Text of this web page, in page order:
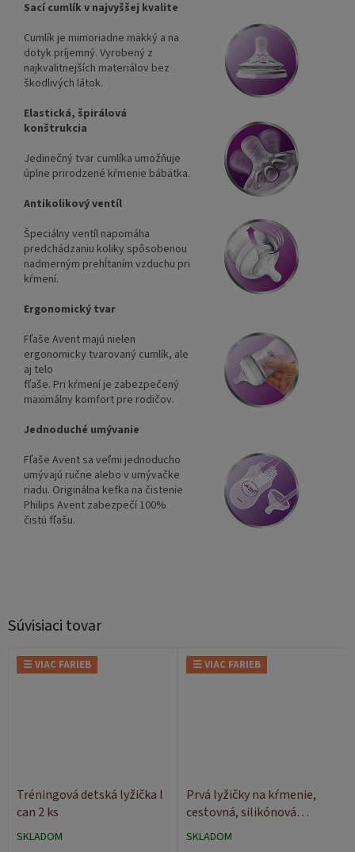
Súvisiaci tovar
☰ VIAC FARIEB
Tréningová detská lyžička I
can 2 ks
SKLADOM
☰ VIAC FARIEB
Prvá lyžičky na kŕmenie,
cestovná, silikónová
BabyOno Mini
SKLADOM
Sací cumlík v najvyššej kvalite
Cumlík je mimoriadne mäkký a na
dotyk príjemný. Vyrobený z
najkvalitnejších materiálov bez
škodlivých látok.
Elastická, špirálová
konštrukcia
Jedinečný tvar cumlíka umožňuje
úplne prirodzené kŕmenie bábätka.
Antikolikový ventíl
Špeciálny ventíl napomáha
predchádzaniu koliky spôsobenou
nadmerným prehĺtaním vzduchu pri
kŕmení.
Ergonomický tvar
Fľaše Avent majú nielen
ergonomicky tvarovaný cumlík, ale
aj telo
fľaše. Pri kŕmení je zabezpečený
maximálny komfort pre rodičov.
Jednoduché umývanie
Fľaše Avent sa veľmi jednoducho
umývajú ručne alebo v umývačke
riadu. Originálna kefka na čistenie
Philips Avent zabezpečí 100%
čistú fľašu.